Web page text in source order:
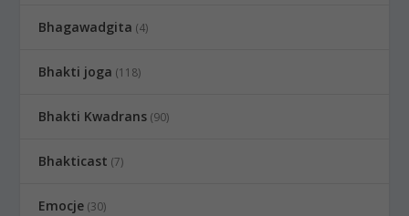
Bhagawadgita (4)
Bhakti joga (118)
Bhakti Kwadrans (90)
Bhakticast (7)
Emocje (30)